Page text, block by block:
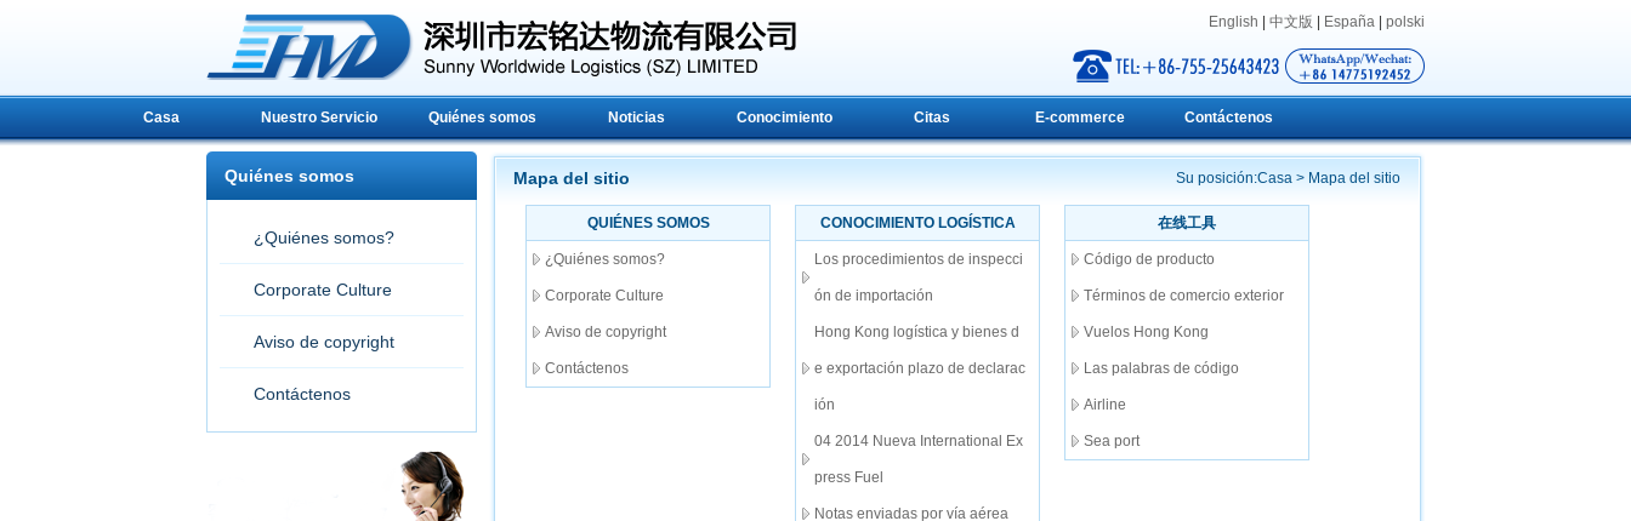
English 中文版 España polski
Casa Nuestro Servicio Quiénes somos Noticias Conocimiento Citas E-commerce Contáctenos
Quiénes somos
¿Quiénes somos?
Corporate Culture
Aviso de copyright
Contáctenos
Mapa del sitio Su posición:Casa > Mapa del sitio
QUIÉNES SOMOS
¿Quiénes somos?
Corporate Culture
Aviso de copyright
Contáctenos
CONOCIMIENTO LOGÍSTICA
Los procedimientos de inspecci
ón de importación
Hong Kong logística y bienes d
e exportación plazo de declarac
ión
04 2014 Nueva International Ex
press Fuel
Notas enviadas por vía aérea
在线工具
Código de producto
Términos de comercio exterior
Vuelos Hong Kong
Las palabras de código
Airline
Sea port